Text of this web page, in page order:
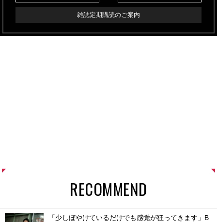
雑誌定期購読のご案内
RECOMMEND
「少しぼやけているだけでも感覚が狂ってきます」B